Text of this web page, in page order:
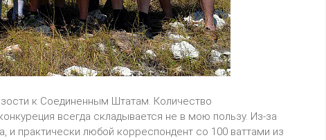
к Соединенным Штатам. Количество
всегда складывается не в мою пользу. Из-за
и практически любой корреспондент со 100 ваттами из